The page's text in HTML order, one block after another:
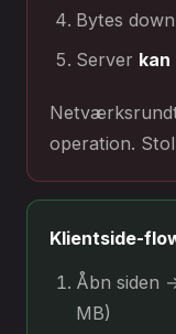
Bytes
Server kan
operation.
Klientside-
Åbn siden
MB)